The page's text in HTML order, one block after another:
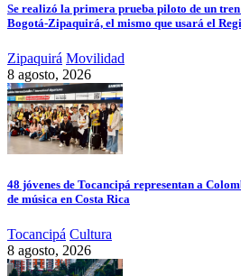
Se realizó la primera prueba piloto de un
Bogotá-Zipaquirá, el mismo que usará el
Zipaquirá Movilidad
8 agosto, 2026
48 jóvenes de Tocancipá representan a
de música en Costa Rica
Tocancipá Cultura
8 agosto, 2026